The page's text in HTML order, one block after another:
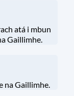
atá i mbun
Gaillimhe.
na Gaillimhe.